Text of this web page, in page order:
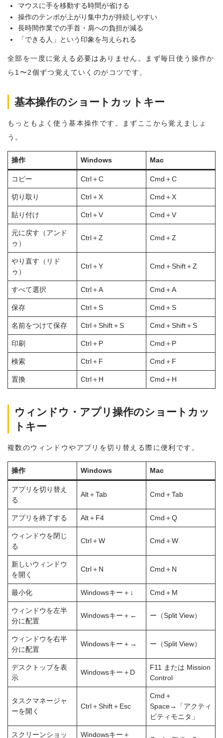
マウスに手を移動する時間が省ける
操作のテンポが上がり集中力が持続しやすい
長時間作業での手首・肩への負担が減る
「できる人」という印象を与えられる
全部を一度に覚える必要はありません。まず毎日使う操作か
ら1〜2個ずつ覚えていくのがコツです。
基本操作のショートカットキー
もっともよく使う基本操作です。まずここから覚えましょ
う。
操作 Windows Mac
コピー Ctrl＋C Cmd＋C
切り取り Ctrl＋X Cmd＋X
貼り付け Ctrl＋V Cmd＋V
元に戻す（アンド
ゥ）
Ctrl＋Z Cmd＋Z
やり直す（リド
ゥ）
Ctrl＋Y Cmd＋Shift＋Z
すべて選択 Ctrl＋A Cmd＋A
保存 Ctrl＋S Cmd＋S
名前をつけて保存 Ctrl＋Shift＋S Cmd＋Shift＋S
印刷 Ctrl＋P Cmd＋P
検索 Ctrl＋F Cmd＋F
置換 Ctrl＋H Cmd＋H
ウィンドウ・アプリ操作のショートカッ
トキー
複数のウィンドウやアプリを切り替える際に便利です。
操作 Windows Mac
アプリを切り替え
る
Alt＋Tab Cmd＋Tab
アプリを終了する Alt＋F4 Cmd＋Q
ウィンドウを閉じ
る
Ctrl＋W Cmd＋W
新しいウィンドウ
を開く
Ctrl＋N Cmd＋N
最小化 Windowsキー＋↓ Cmd＋M
ウィンドウを左半
分に配置
Windowsキー＋← ー（Split View）
ウィンドウを右半
分に配置
Windowsキー＋→ ー（Split View）
デスクトップを表
示
Windowsキー＋D
F11 または Mission
Control
タスクマネージャ
ーを開く
Ctrl＋Shift＋Esc
Cmd＋
Space→「アクティ
ビティモニタ」
スクリーンショッ Windowsキー＋